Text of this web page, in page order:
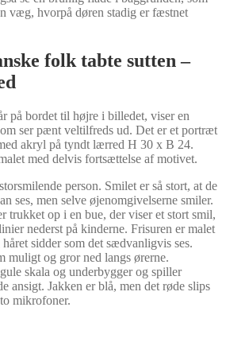
væg, hvorpå døren stadig er fæstnet
folk tabte sutten –
på bordet til højre i billedet, viser en
ser pænt veltilfreds ud. Det er et portræt
akryl på tyndt lærred H 30 x B 24.
med delvis fortsættelse af motivet.
person. Smilet er så stort, at de
ses, men selve øjenomgivelserne smiler.
trukket op i en bue, der viser et stort smil,
nederst på kinderne. Frisuren er malet
sidder som det sædvanligvis ses.
muligt og gror ned langs ørerne.
skala og underbygger og spiller
ansigt. Jakken er blå, men det røde slips
mikrofoner.